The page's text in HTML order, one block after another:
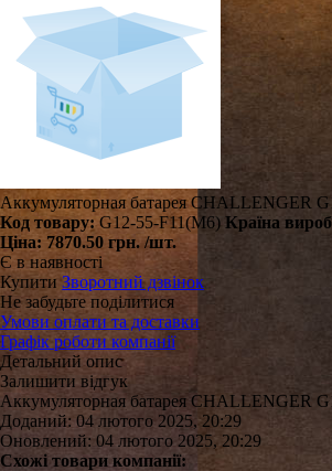
Аккумуляторная батарея CHALLENGER
Код товару: G12-55-F11(M6) Країна
Ціна: 7870.50 грн./шт.
Є в наявності
Купити Зворотний дзвінок
Не забудьте поділитися
Умови оплати та доставки
Графік роботи компанії
Детальний опис
Залишити відгук
Аккумуляторная батарея CHALLENGER
Доданий: 04 лютого 2025, 20:29
Оновлений: 04 лютого 2025, 20:29
Схожі товари компанії: